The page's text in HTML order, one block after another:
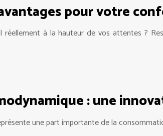
pour votre
à la hauteur de vos attentes ?
: une
une part importante de la